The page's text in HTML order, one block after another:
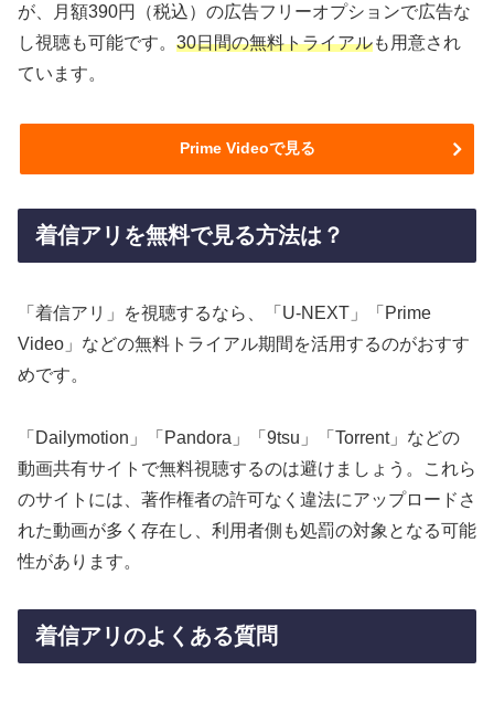
が、月額390円（税込）の広告フリーオプションで広告な
し視聴も可能です。 30日間の無料トライアルも用意され
ています。
Prime Videoで見る
着信アリを無料で見る方法は？
「着信アリ」を視聴するなら、「U-NEXT」「Prime
Video」などの無料トライアル期間を活用するのがおすす
めです。
「Dailymotion」「Pandora」「9tsu」「Torrent」などの
動画共有サイトで無料視聴するのは避けましょう。これら
のサイトには、著作権者の許可なく違法にアップロードさ
れた動画が多く存在し、利用者側も処罰の対象となる可能
性があります。
着信アリのよくある質問